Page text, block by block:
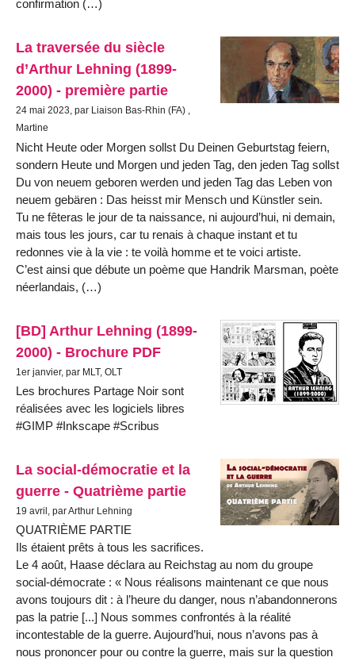
confirmation (…)
La traversée du siècle
d’Arthur Lehning (1899-
2000) - première partie
24 mai 2023, par Liaison Bas-Rhin (FA) ,
Martine
Nicht Heute oder Morgen sollst Du Deinen Geburtstag feiern,
sondern Heute und Morgen und jeden Tag, den jeden Tag sollst
Du von neuem geboren werden und jeden Tag das Leben von
neuem gebären : Das heisst mir Mensch und Künstler sein.
Tu ne fêteras le jour de ta naissance, ni aujourd’hui, ni demain,
mais tous les jours, car tu renais à chaque instant et tu
redonnes vie à la vie : te voilà homme et te voici artiste.
C’est ainsi que débute un poème que Handrik Marsman, poète
néerlandais, (…)
[BD] Arthur Lehning (1899-
2000) - Brochure PDF
1er janvier, par MLT, OLT
Les brochures Partage Noir sont
réalisées avec les logiciels libres
#GIMP #Inkscape #Scribus
La social-démocratie et la
guerre - Quatrième partie
19 avril, par Arthur Lehning
QUATRIÈME PARTIE
Ils étaient prêts à tous les sacrifices.
Le 4 août, Haase déclara au Reichstag au nom du groupe
social-démocrate : « Nous réalisons maintenant ce que nous
avons toujours dit : à l’heure du danger, nous n’abandonnerons
pas la patrie [...] Nous sommes confrontés à la réalité
incontestable de la guerre. Aujourd’hui, nous n’avons pas à
nous prononcer pour ou contre la guerre, mais sur la question